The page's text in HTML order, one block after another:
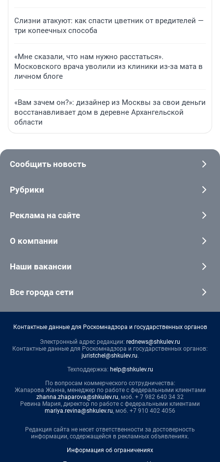
Слизни атакуют: как спасти цветник от вредителей —
три копеечных способа
«Мне сказали, что нам нужно расстаться».
Московского врача уволили из клиники из-за мата в
личном блоге
«Вам зачем он?»: дизайнер из Москвы за свои деньги
восстанавливает дом в деревне Архангельской
области
Сообщить новость
Рубрики
Реклама на сайте
О компании
Наши вакансии
Все города сети
Контактные данные для Роскомнадзора и государственных органов
Электронный адрес редакции: rednews@shkulev.ru
Контактные данные для Роскомнадзора и государственных органов:
juristchel@shkulev.ru.
Техподдержка: help@shkulev.ru
По вопросам коммерческого сотрудничества:
Жапарова Жанна, менеджер по работе с федеральными клиентами
zhanna.zhaparova@shkulev.ru, моб. + 7 982 640 34 32
Ревина Мария, директор по работе с федеральными клиентами
mariya.revina@shkulev.ru, моб. +7 910 402 4056
Редакция сайта не несет ответственности за достоверность
информации, содержащейся в рекламных объявлениях.
Информация об ограничениях